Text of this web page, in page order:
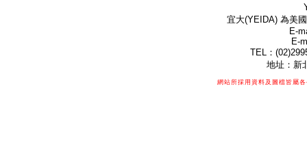
宜大(YEIDA) 為美
E-
E-
TEL：
地址：新
網站所採用資料及圖檔皆屬